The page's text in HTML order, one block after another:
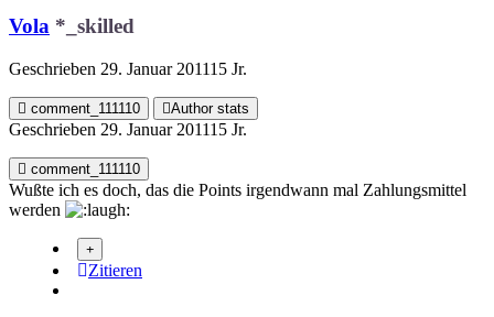
Vola *_skilled
Geschrieben 29. Januar 201115 Jr.
comment_111110 Author stats
Geschrieben 29. Januar 201115 Jr.
comment_111110
Wußte ich es doch, das die Points irgendwann mal Zahlungsmittel
werden
Zitieren